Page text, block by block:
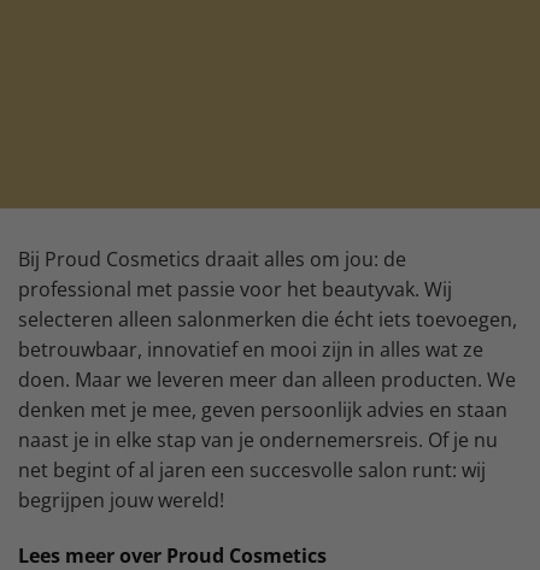
Bij Proud Cosmetics draait alles om jou: de
professional met passie voor het beautyvak. Wij
selecteren alleen salonmerken die écht iets toevoegen,
betrouwbaar, innovatief en mooi zijn in alles wat ze
doen. Maar we leveren meer dan alleen producten. We
denken met je mee, geven persoonlijk advies en staan
naast je in elke stap van je ondernemersreis. Of je nu
net begint of al jaren een succesvolle salon runt: wij
begrijpen jouw wereld!
Lees meer over Proud Cosmetics